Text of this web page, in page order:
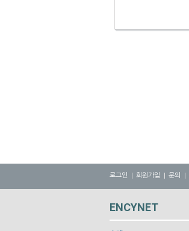
로그인 회원가입 문의
ENCYNET